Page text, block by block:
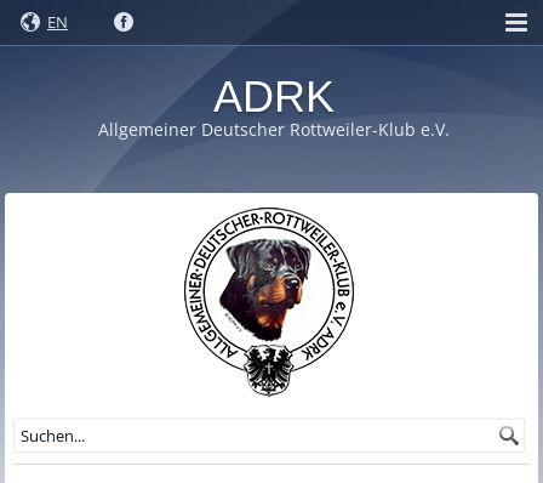
EN
ADRK
Allgemeiner Deutscher Rottweiler-Klub e.V.